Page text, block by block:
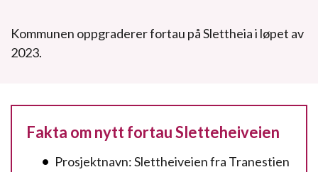
Kommunen oppgraderer fortau på Slettheia i løpet av
2023.
Fakta om nytt fortau Sletteheiveien
Prosjektnavn: Slettheiveien fra Tranestien